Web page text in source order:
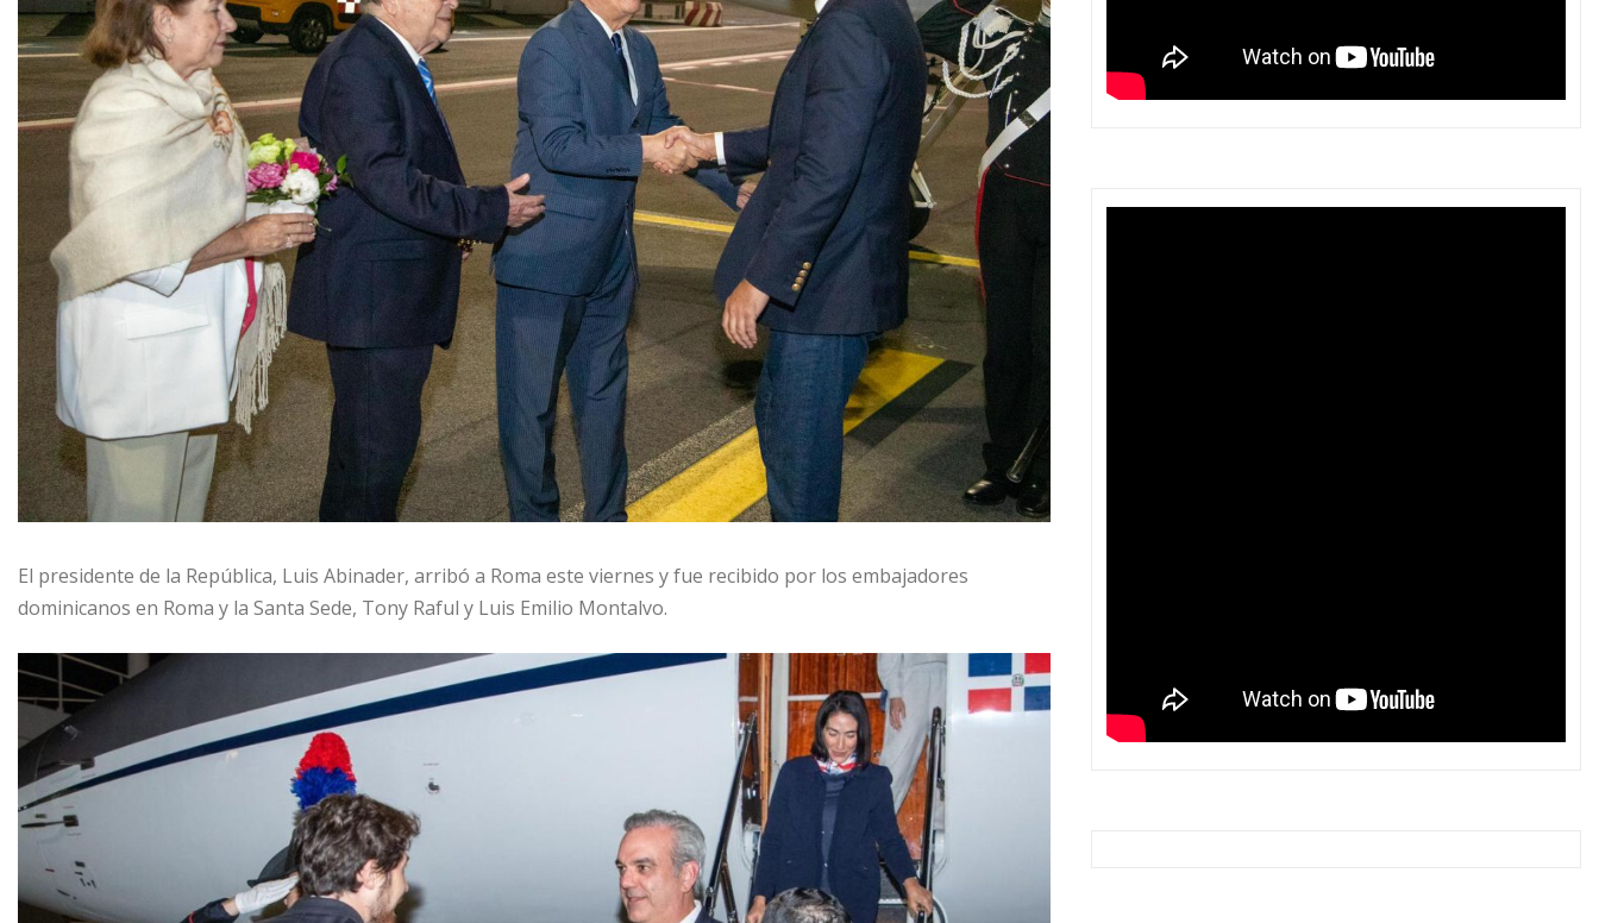
El presidente de la República, Luis Abinader, arribó a Roma este viernes y fue recibido por los embajadores
dominicanos en Roma y la Santa Sede, Tony Raful y Luis Emilio Montalvo.